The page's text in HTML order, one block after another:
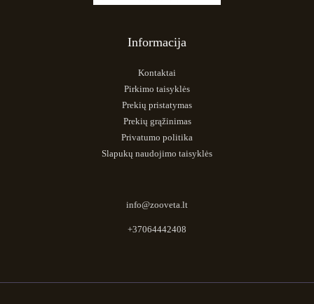
Informacija
Kontaktai
Pirkimo taisyklės
Prekių pristatymas
Prekių grąžinimas
Privatumo politika
Slapukų naudojimo taisyklės
info@zooveta.lt
+37064442408